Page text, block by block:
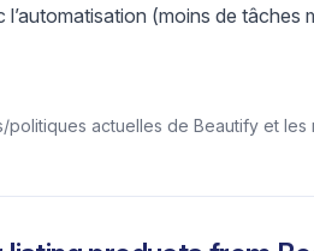
(moins de tâches
politiques actuelles de Beautify et